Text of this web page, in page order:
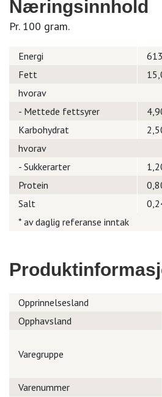
Næringsinnhold
Pr. 100 gram.
Energi
Fett
hvorav
- Mettede fettsyrer
Karbohydrat
hvorav
- Sukkerarter
Protein
Salt
* av daglig referanse inntak
Opprinnelsesland
Opphavsland
Varegruppe
Varenummer